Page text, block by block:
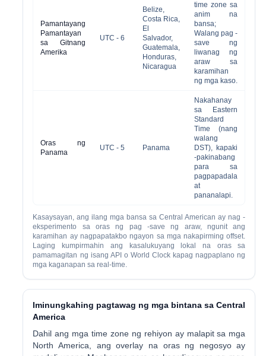
Pamantayang
Pamantayan
sa Gitnang
Amerika
UTC - 6
Belize,
Costa Rica,
El
Salvador,
Guatemala,
Honduras,
Nicaragua
time zone sa
anim na
bansa;
Walang pag -
save ng
liwanag ng
araw sa
karamihan
ng mga kaso.
Oras ng
Panama
UTC - 5 Panama
Nakahanay
sa Eastern
Standard
Time (nang
walang
DST), kapaki
-pakinabang
para sa
pagpapadala
at
pananalapi.
Kasaysayan, ang ilang mga bansa sa Central American ay nag -
eksperimento sa oras ng pag -save ng araw, ngunit ang
karamihan ay nagpapatakbo ngayon sa mga nakapirming offset.
Laging kumpirmahin ang kasalukuyang lokal na oras sa
pamamagitan ng isang API o World Clock kapag nagpaplano ng
mga kaganapan sa real-time.
Iminungkahing pagtawag ng mga bintana sa Central
America
Dahil ang mga time zone ng rehiyon ay malapit sa mga
North America, ang overlay na oras ng negosyo ay